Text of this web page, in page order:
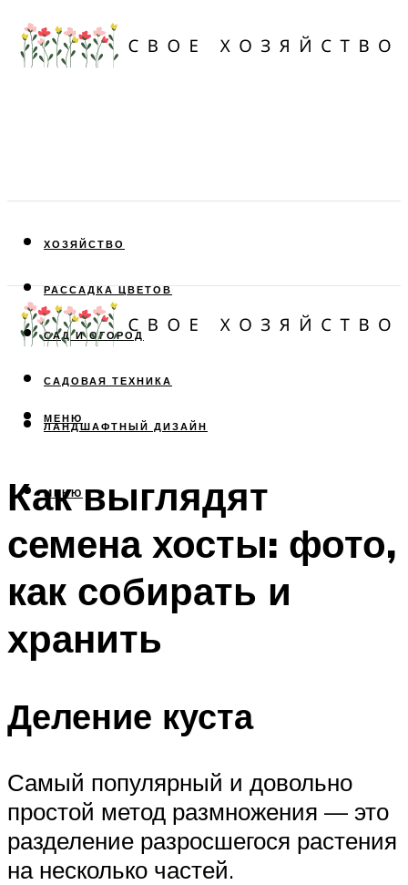
ХОЗЯЙСТВО
РАССАДКА ЦВЕТОВ
САД И ОГОРОД
САДОВАЯ ТЕХНИКА
ЛАНДШАФТНЫЙ ДИЗАЙН
МЕНЮ
МЕНЮ
Как выглядят
семена хосты: фото,
как собирать и
хранить
Деление куста
Самый популярный и довольно
простой метод размножения — это
разделение разросшегося растения
на несколько частей.